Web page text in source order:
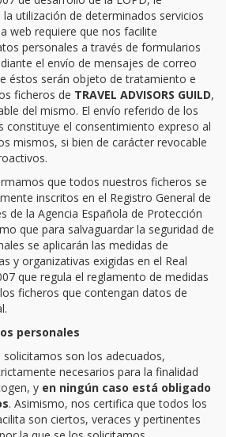
utilización de determinados servicios
web requiere que nos facilite
personales a través de formularios
el envío de mensajes de correo
éstos serán objeto de tratamiento e
ficheros de TRAVEL ADVISORS GUILD,
del mismo. El envío referido de los
constituye el consentimiento expreso al
mismos, si bien de carácter revocable
que todos nuestros ficheros se
inscritos en el Registro General de
de la Agencia Española de Protección
que para salvaguardar la seguridad de
se aplicarán las medidas de
y organizativas exigidas en el Real
que regula el reglamento de medidas
ficheros que contengan datos de
personales
son los adecuados,
necesarios para la finalidad
y en ningún caso está obligado
. Asimismo, nos certifica que todos los
son ciertos, veraces y pertinentes